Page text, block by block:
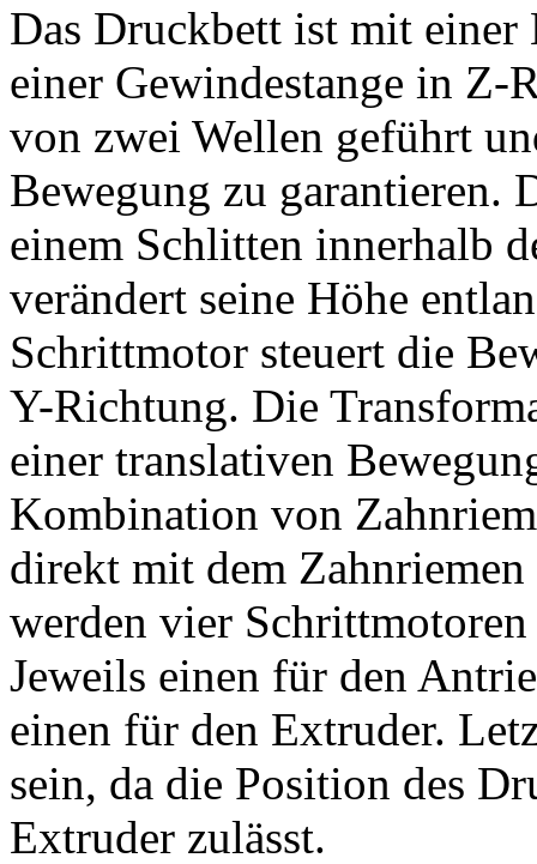
Das Druckbett ist mit einer
einer Gewindestange in
von zwei Wellen geführt
Bewegung zu garantieren.
einem Schlitten innerhalb
verändert seine Höhe
Schrittmotor steuert die
Y-Richtung. Die
einer translativen
Kombination von
direkt mit dem
werden vier
Jeweils einen für den
einen für den Extruder.
sein, da die Position des
Extruder zulässt.